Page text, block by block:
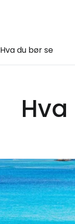
Hva du bør se